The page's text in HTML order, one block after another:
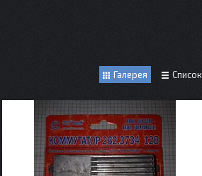
Галерея Список